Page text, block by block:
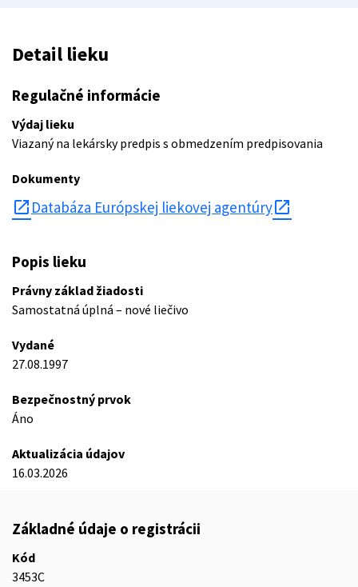
Detail lieku
Regulačné informácie
Výdaj lieku
Viazaný na lekársky predpis s obmedzením predpisovania
Dokumenty
open_in_new Databáza Európskej liekovej agentúry
Popis lieku
Právny základ žiadosti
Samostatná úplná – nové liečivo
Vydané
27.08.1997
Bezpečnostný prvok
Áno
Aktualizácia údajov
16.03.2026
Základné údaje o registrácii
Kód
3453C